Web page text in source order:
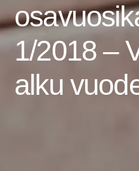
1/2018 –
alku